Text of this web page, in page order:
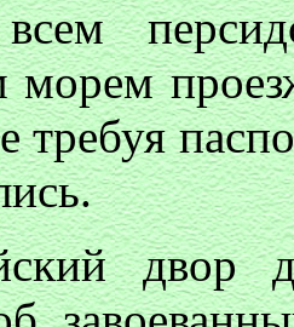
всем
морем
требуя
двор